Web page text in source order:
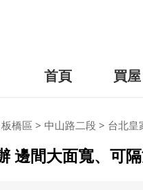
首頁 買屋
板橋區 > 中山路二段 > 台北皇
邊間大面寬、可